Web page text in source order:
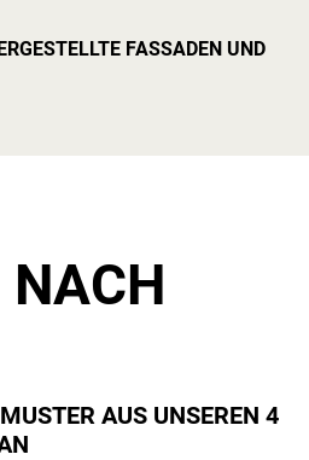
FASSADEN UND
NACH
AUS UNSEREN 4